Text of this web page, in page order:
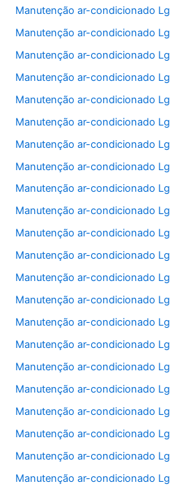
Manutenção ar-condicionado
Manutenção ar-condicionado
Manutenção ar-condicionado
Manutenção ar-condicionado
Manutenção ar-condicionado
Manutenção ar-condicionado
Manutenção ar-condicionado
Manutenção ar-condicionado
Manutenção ar-condicionado
Manutenção ar-condicionado
Manutenção ar-condicionado
Manutenção ar-condicionado
Manutenção ar-condicionado
Manutenção ar-condicionado
Manutenção ar-condicionado
Manutenção ar-condicionado
Manutenção ar-condicionado
Manutenção ar-condicionado
Manutenção ar-condicionado
Manutenção ar-condicionado
Manutenção ar-condicionado
Manutenção ar-condicionado